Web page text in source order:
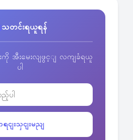
သတင်းရယူရန်
းကို အီးမေးလျဖွင့ျ လကျခံရယူ
ပါ
ရငျးသှငျးမညျ